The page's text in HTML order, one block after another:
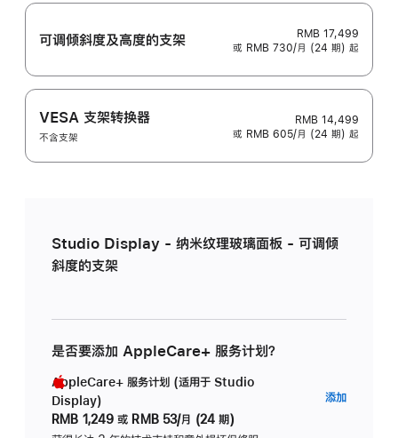
可调倾斜度及高‍度的支‍架
RMB 17,499
或 RMB 730/月 (24 期) 起
VESA 支架转换器
不含支架
RMB 14,499
或 RMB 605/月 (24 期) 起
Studio Display - 纳米纹理玻璃面板 - 可调倾
斜度的支架
是否要添加 AppleCare+ 服务计划？
AppleCare+ 服务计划 (适用于 Studio
Display)
RMB 1,249 或 RMB 53/月 (24 期)
添加